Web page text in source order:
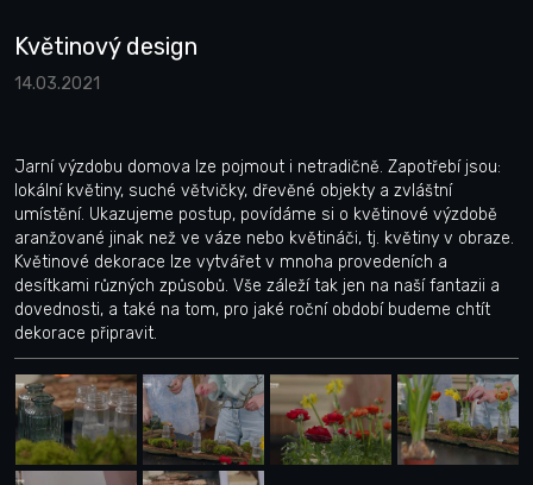
Květinový design
14.03.2021
Jarní výzdobu domova lze pojmout i netradičně. Zapotřebí jsou:
lokální květiny, suché větvičky, dřevěné objekty a zvláštní
umístění. Ukazujeme postup, povídáme si o květinové výzdobě
aranžované jinak než ve váze nebo květináči, tj. květiny v obraze.
Květinové dekorace lze vytvářet v mnoha provedeních a
desítkami různých způsobů. Vše záleží tak jen na naší fantazii a
dovednosti, a také na tom, pro jaké roční období budeme chtít
dekorace připravit.